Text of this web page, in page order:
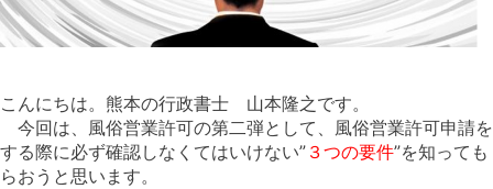
こんにちは。熊本の行政書士 山本隆之です。
今回は、風俗営業許可の第二弾として、風俗営業許可申請を
する際に必ず確認しなくてはいけない” ３つの要件”を知っても
らおうと思います。